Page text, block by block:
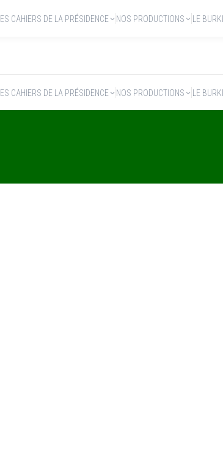
LES CAHIERS DE LA PRÉSIDENCE NOS PRODUCTIONS LE
LES CAHIERS DE LA PRÉSIDENCE NOS PRODUCTIONS LE